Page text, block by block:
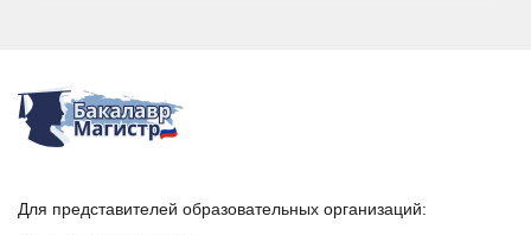
Для представителей образовательных организаций: